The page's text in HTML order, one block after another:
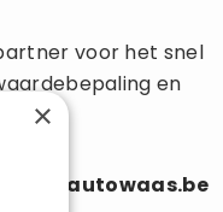
voor het snel
en
info@autowaas.be
×